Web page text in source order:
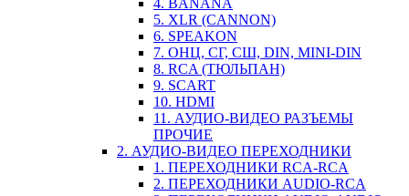
4. BANANA
5. XLR (CANNON)
6. SPEAKON
7. ОНЦ, СГ, СШ, DIN, MINI-DIN
8. RCA (ТЮЛЬПАН)
9. SCART
10. HDMI
11. АУДИО-ВИДЕО РАЗЪЕМЫ
ПРОЧИЕ
2. АУДИО-ВИДЕО ПЕРЕХОДНИКИ
1. ПЕРЕХОДНИКИ RCA-RCA
2. ПЕРЕХОДНИКИ AUDIO-RCA